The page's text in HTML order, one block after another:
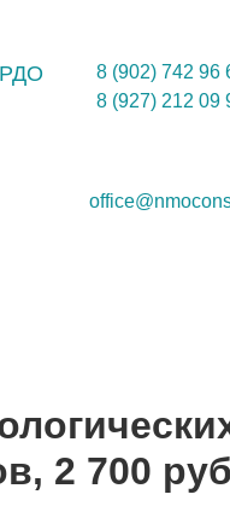
8 (902) 742 96
8 (927) 212 09
2 700